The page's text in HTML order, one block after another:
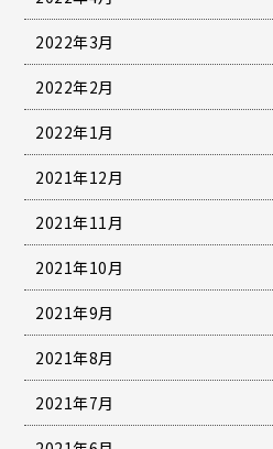
2022年3月
2022年2月
2022年1月
2021年12月
2021年11月
2021年10月
2021年9月
2021年8月
2021年7月